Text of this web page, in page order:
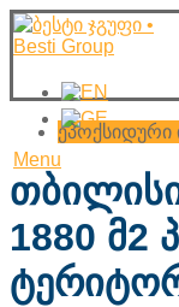
Menu
ეპოქსიდური
1880 მ2